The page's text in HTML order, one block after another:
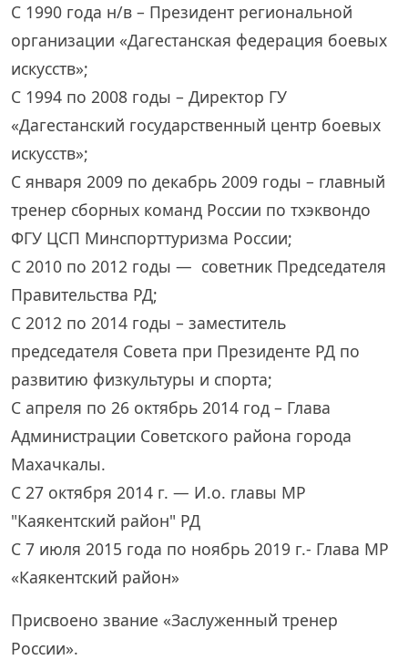
С 1990 года н/в – Президент региональной
организации «Дагестанская федерация боевых
искусств»;
С 1994 по 2008 годы – Директор ГУ
«Дагестанский государственный центр боевых
искусств»;
С января 2009 по декабрь 2009 годы – главный
тренер сборных команд России по тхэквондо
ФГУ ЦСП Минспорттуризма России;
С 2010 по 2012 годы — советник Председателя
Правительства РД;
С 2012 по 2014 годы – заместитель
председателя Совета при Президенте РД по
развитию физкультуры и спорта;
С апреля по 26 октябрь 2014 год – Глава
Администрации Советского района города
Махачкалы.
С 27 октября 2014 г. — И.о. главы МР
"Каякентский район" РД
С 7 июля 2015 года по ноябрь 2019 г.- Глава МР
«Каякентский район»
Присвоено звание «Заслуженный тренер
России».